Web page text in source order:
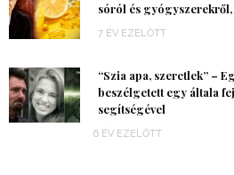
sóról és
7 ÉV EZELŐTT
“Szia apa, szeretlek” –
beszélgetett egy általa
segítségével
6 ÉV EZELŐTT